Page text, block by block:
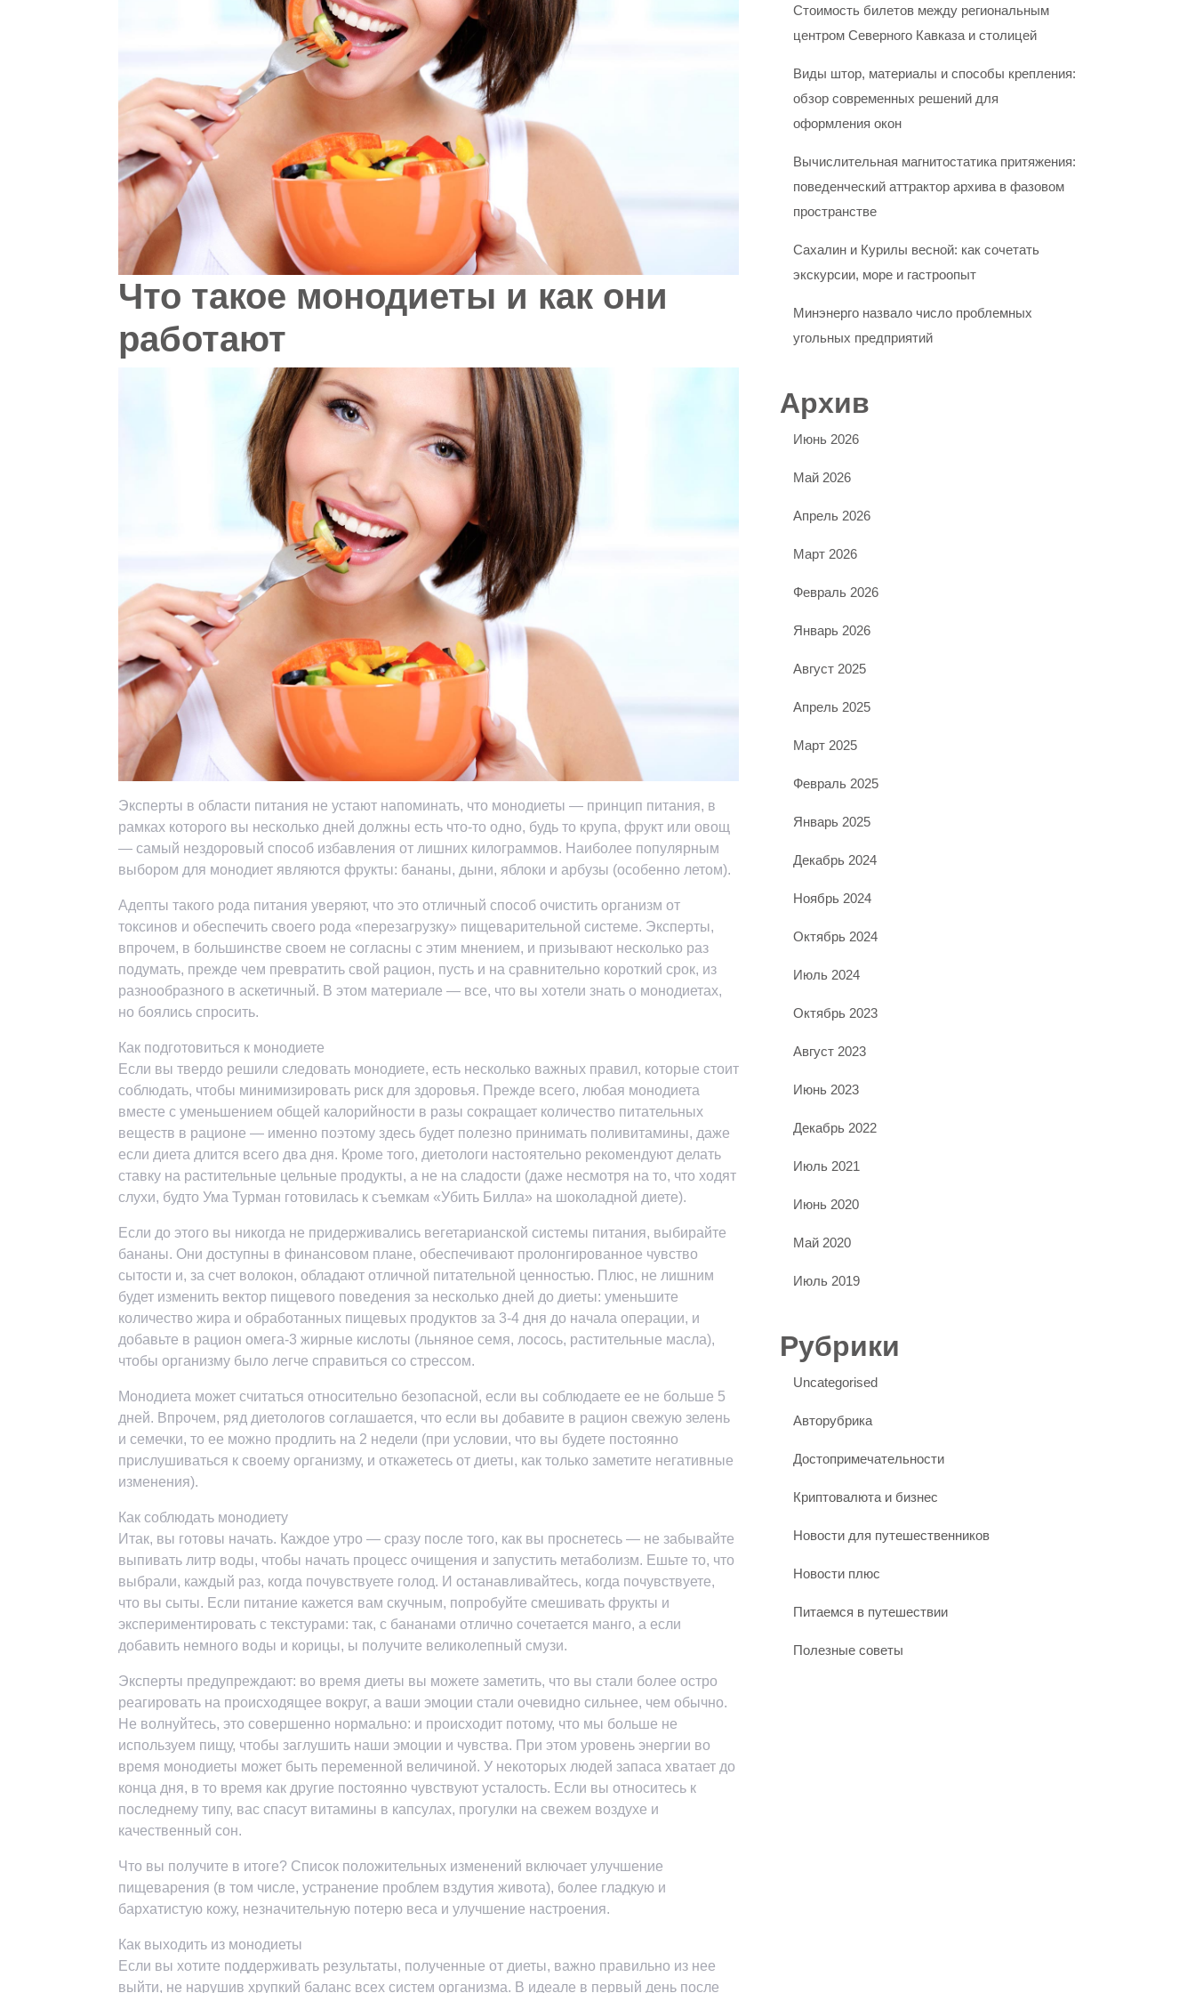
Что такое монодиеты и как они
работают
Эксперты в области питания не устают напоминать, что монодиеты — принцип питания, в
рамках которого вы несколько дней должны есть что-то одно, будь то крупа, фрукт или овощ
— самый нездоровый способ избавления от лишних килограммов. Наиболее популярным
выбором для монодиет являются фрукты: бананы, дыни, яблоки и арбузы (особенно летом).
Адепты такого рода питания уверяют, что это отличный способ очистить организм от
токсинов и обеспечить своего рода «перезагрузку» пищеварительной системе. Эксперты,
впрочем, в большинстве своем не согласны с этим мнением, и призывают несколько раз
подумать, прежде чем превратить свой рацион, пусть и на сравнительно короткий срок, из
разнообразного в аскетичный. В этом материале — все, что вы хотели знать о монодиетах,
но боялись спросить.
Как подготовиться к монодиете
Если вы твердо решили следовать монодиете, есть несколько важных правил, которые стоит
соблюдать, чтобы минимизировать риск для здоровья. Прежде всего, любая монодиета
вместе с уменьшением общей калорийности в разы сокращает количество питательных
веществ в рационе — именно поэтому здесь будет полезно принимать поливитамины, даже
если диета длится всего два дня. Кроме того, диетологи настоятельно рекомендуют делать
ставку на растительные цельные продукты, а не на сладости (даже несмотря на то, что ходят
слухи, будто Ума Турман готовилась к съемкам «Убить Билла» на шоколадной диете).
Если до этого вы никогда не придерживались вегетарианской системы питания, выбирайте
бананы. Они доступны в финансовом плане, обеспечивают пролонгированное чувство
сытости и, за счет волокон, обладают отличной питательной ценностью. Плюс, не лишним
будет изменить вектор пищевого поведения за несколько дней до диеты: уменьшите
количество жира и обработанных пищевых продуктов за 3-4 дня до начала операции, и
добавьте в рацион омега-3 жирные кислоты (льняное семя, лосось, растительные масла),
чтобы организму было легче справиться со стрессом.
Монодиета может считаться относительно безопасной, если вы соблюдаете ее не больше 5
дней. Впрочем, ряд диетологов соглашается, что если вы добавите в рацион свежую зелень
и семечки, то ее можно продлить на 2 недели (при условии, что вы будете постоянно
прислушиваться к своему организму, и откажетесь от диеты, как только заметите негативные
изменения).
Как соблюдать монодиету
Итак, вы готовы начать. Каждое утро — сразу после того, как вы проснетесь — не забывайте
выпивать литр воды, чтобы начать процесс очищения и запустить метаболизм. Ешьте то, что
выбрали, каждый раз, когда почувствуете голод. И останавливайтесь, когда почувствуете,
что вы сыты. Если питание кажется вам скучным, попробуйте смешивать фрукты и
экспериментировать с текстурами: так, с бананами отлично сочетается манго, а если
добавить немного воды и корицы, ы получите великолепный смузи.
Эксперты предупреждают: во время диеты вы можете заметить, что вы стали более остро
реагировать на происходящее вокруг, а ваши эмоции стали очевидно сильнее, чем обычно.
Не волнуйтесь, это совершенно нормально: и происходит потому, что мы больше не
используем пищу, чтобы заглушить наши эмоции и чувства. При этом уровень энергии во
время монодиеты может быть переменной величиной. У некоторых людей запаса хватает до
конца дня, в то время как другие постоянно чувствуют усталость. Если вы относитесь к
последнему типу, вас спасут витамины в капсулах, прогулки на свежем воздухе и
качественный сон.
Что вы получите в итоге? Список положительных изменений включает улучшение
пищеварения (в том числе, устранение проблем вздутия живота), более гладкую и
бархатистую кожу, незначительную потерю веса и улучшение настроения.
Как выходить из монодиеты
Если вы хотите поддерживать результаты, полученные от диеты, важно правильно из нее
выйти, не нарушив хрупкий баланс всех систем организма. В идеале в первый день после
Стоимость билетов между региональным
центром Северного Кавказа и столицей
Виды штор, материалы и способы крепления:
обзор современных решений для
оформления окон
Вычислительная магнитостатика притяжения:
поведенческий аттрактор архива в фазовом
пространстве
Сахалин и Курилы весной: как сочетать
экскурсии, море и гастроопыт
Минэнерго назвало число проблемных
угольных предприятий
Архив
Июнь 2026
Май 2026
Апрель 2026
Март 2026
Февраль 2026
Январь 2026
Август 2025
Апрель 2025
Март 2025
Февраль 2025
Январь 2025
Декабрь 2024
Ноябрь 2024
Октябрь 2024
Июль 2024
Октябрь 2023
Август 2023
Июнь 2023
Декабрь 2022
Июль 2021
Июнь 2020
Май 2020
Июль 2019
Рубрики
Uncategorised
Авторубрика
Достопримечательности
Криптовалюта и бизнес
Новости для путешественников
Новости плюс
Питаемся в путешествии
Полезные советы